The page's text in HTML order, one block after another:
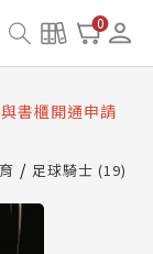
0
，本站同步暫
，本站同步暫
足球騎士 (19)